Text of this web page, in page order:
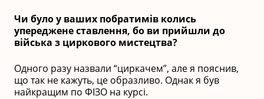
Чи було у ваших побратимів колись
упереджене ставлення, бо ви прийшли до
війська з циркового мистецтва?
Одного разу назвали “циркачем”, але я пояснив,
що так не кажуть, це образливо. Однак я був
найкращим по ФІЗО на курсі.